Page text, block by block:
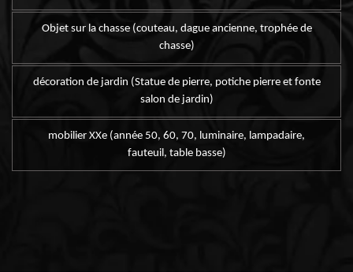
Objet sur la chasse (couteau, dague ancienne, trophée de
chasse)
décoration de jardin (Statue de pierre, potiche pierre et fonte
salon de jardin)
mobilier XXe (année 50, 60, 70, luminaire, lampadaire,
fauteuil, table basse)